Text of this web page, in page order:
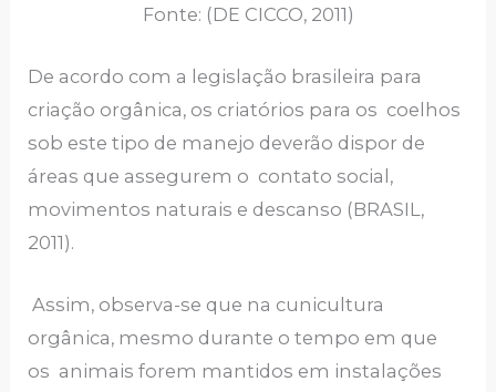
Fonte: (DE CICCO, 2011)
De acordo com a legislação brasileira para
criação orgânica, os criatórios para os coelhos
sob este tipo de manejo deverão dispor de
áreas que assegurem o contato social,
movimentos naturais e descanso (BRASIL,
2011).
Assim, observa-se que na cunicultura
orgânica, mesmo durante o tempo em que
os animais forem mantidos em instalações